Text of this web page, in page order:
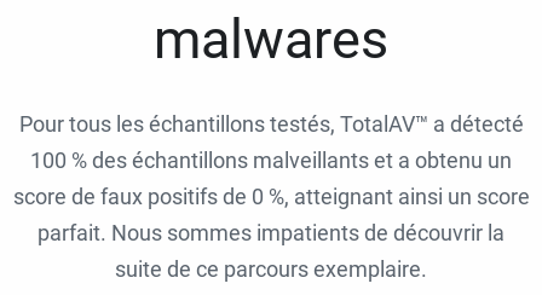
malwares
Pour tous les échantillons testés, TotalAV™ a détecté
100 % des échantillons malveillants et a obtenu un
score de faux positifs de 0 %, atteignant ainsi un score
parfait. Nous sommes impatients de découvrir la
suite de ce parcours exemplaire.